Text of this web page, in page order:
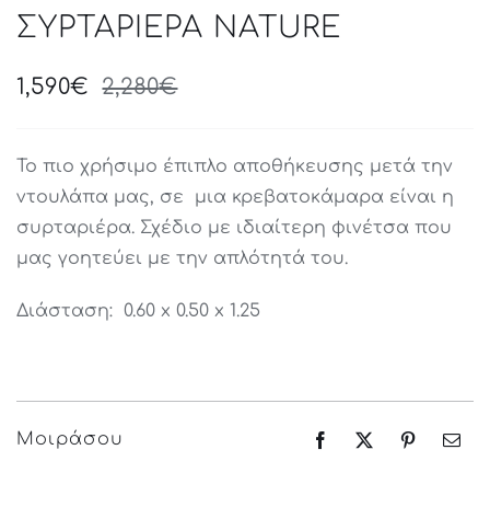
ΣΥΡΤΑΡΙΕΡΑ NATURE
2,280€Original
2,280€.
1,590€
Current
1,590€.
Το πιο χρήσιμο έπιπλο αποθήκευσης μετά την
ντουλάπα μας, σε μια κρεβατοκάμαρα είναι η
συρταριέρα. Σχέδιο με ιδιαίτερη φινέτσα που
μας γοητεύει με την απλότητά του.
Διάσταση: 0.60 x 0.50 x 1.25
Μοιράσου